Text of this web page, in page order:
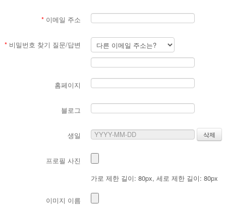
* 이메일 주소
* 비밀번호 찾기 질문/답변
홈페이지
블로그
생일
프로필 사진
가로 제한 길이: 80px, 세로 제한 길이: 80px
이미지 이름